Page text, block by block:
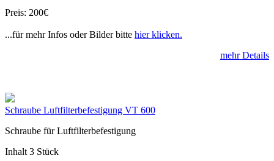
Preis: 200€
...für mehr Infos oder Bilder bitte hier klicken.
mehr Details
Schraube Luftfilterbefestigung VT 600
Schraube für Luftfilterbefestigung
Inhalt 3 Stück